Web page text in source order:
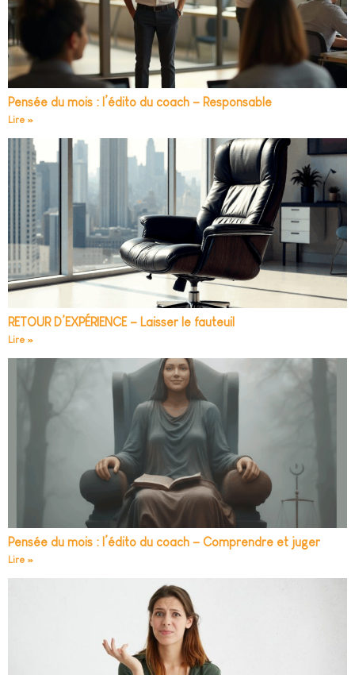
Pensée du mois : l’édito du coach – Responsable
Lire »
RETOUR D’EXPÉRIENCE – Laisser le fauteuil
Lire »
Pensée du mois : l’édito du coach – Comprendre et juger
Lire »